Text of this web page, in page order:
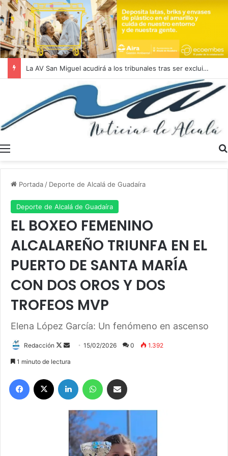
La AV San Miguel acudirá a los tribunales tras ser excluida de las ayudas municipales antes de resolverse sus alegaciones
Portada / Deporte de Alcalá de Guadaíra
Deporte de Alcalá de Guadaíra
EL BOXEO FEMENINO
ALCALAREÑO TRIUNFA EN EL
PUERTO DE SANTA MARÍA
CON DOS OROS Y DOS
TROFEOS MVP
Elena López García: Un fenómeno en ascenso
Redacción
F
l
o
d
a
e
m
15/02/2026 0 1.392
1 minuto de lectura